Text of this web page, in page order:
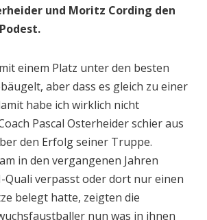
und Moritz Cording den
einem Platz unter den besten
aber dass es gleich zu einer
habe ich wirklich nicht
Pascal Osterheider schier aus
den Erfolg seiner Truppe.
in den vergangenen Jahren
Quali verpasst oder dort nur einen
belegt hatte, zeigten die
nun was in ihnen